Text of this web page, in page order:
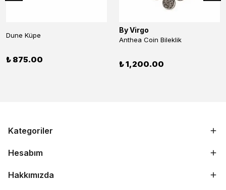
Dune Küpe
₺ 875.00
By Virgo
Anthea Coin Bileklik
₺ 1,200.00
Kategoriler
Hesabım
Hakkımızda